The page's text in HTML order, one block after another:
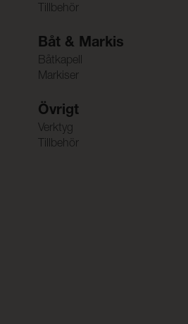
Tillbehör
Båt & Markis
Båtkapell
Markiser
Övrigt
Verktyg
Tillbehör